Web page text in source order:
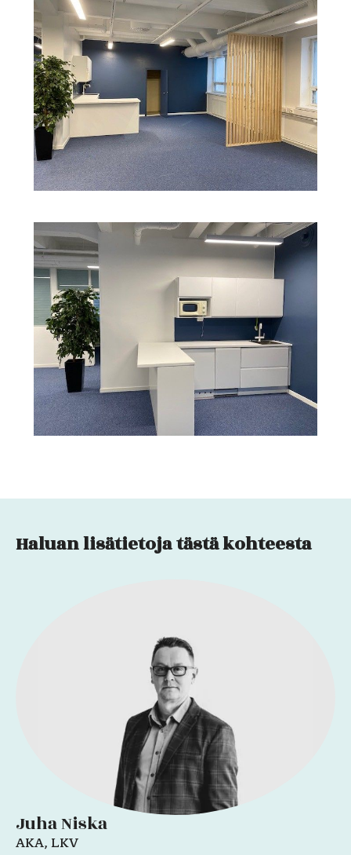
Haluan lisätietoja tästä kohteesta
Juha Niska
AKA, LKV